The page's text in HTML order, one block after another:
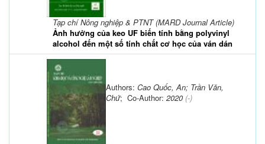
Tạp chí Nông nghiệp & PTNT (MARD Journal Article)
Ảnh hưởng của keo UF biến tính bằng polyvinyl
alcohol đến một số tính chất cơ học của ván dán
Authors: Cao Quốc, An; Trần Văn,
Chứ; Co-Author: 2020 (-)